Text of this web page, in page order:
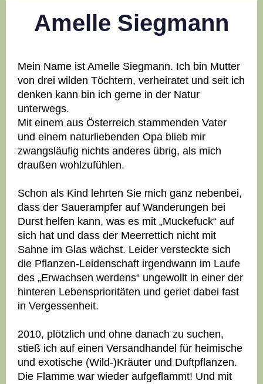
Amelle Siegmann
Mein Name ist Amelle Siegmann. Ich bin Mutter
von drei wilden Töchtern, verheiratet und seit ich
denken kann bin ich gerne in der Natur
unterwegs.
Mit einem aus Österreich stammenden Vater
und einem naturliebenden Opa blieb mir
zwangsläufig nichts anderes übrig, als mich
draußen wohlzufühlen.
Schon als Kind lehrten Sie mich ganz nebenbei,
dass der Sauerampfer auf Wanderungen bei
Durst helfen kann, was es mit „Muckefuck“ auf
sich hat und dass der Meerrettich nicht mit
Sahne im Glas wächst. Leider versteckte sich
die Pflanzen-Leidenschaft irgendwann im Laufe
des „Erwachsen werdens“ ungewollt in einer der
hinteren Lebensprioritäten und geriet dabei fast
in Vergessenheit.
2010, plötzlich und ohne danach zu suchen,
stieß ich auf einen Versandhandel für heimische
und exotische (Wild-)Kräuter und Duftpflanzen.
Die Flamme war wieder aufgeflammt! Und mit